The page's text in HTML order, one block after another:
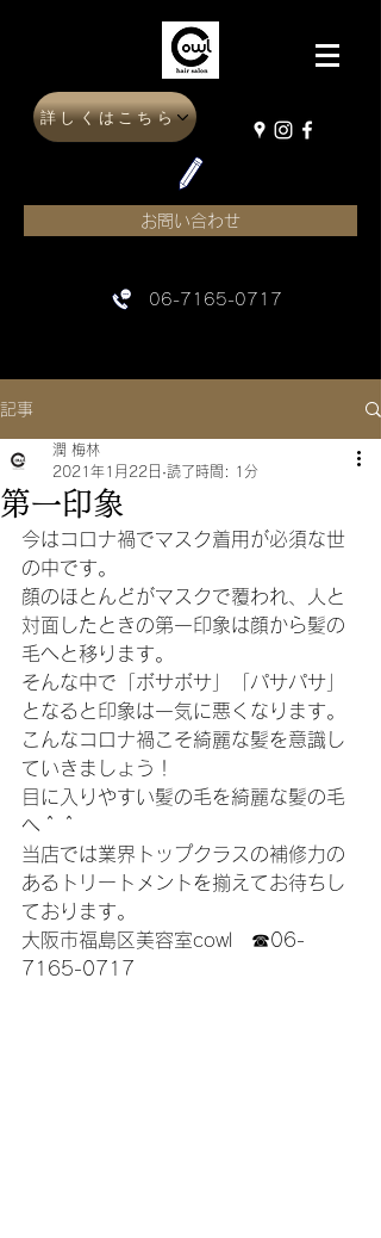
詳しくはこちら
お問い合わせ
06-7165-0717
記事
第一印象
潤 梅林
2021年1月22日 読了時間: 1分
今はコロナ禍でマスク着用が必須な世
の中です。
顔のほとんどがマスクで覆われ、人と
対面したときの第一印象は顔から髪の
毛へと移ります。
そんな中で「ボサボサ」「パサパサ」
となると印象は一気に悪くなります。
こんなコロナ禍こそ綺麗な髪を意識し
ていきましょう！
目に入りやすい髪の毛を綺麗な髪の毛
へ＾＾
当店では業界トップクラスの補修力の
あるトリートメントを揃えてお待ちし
ております。
大阪市福島区美容室cowl　☎06-
7165-0717